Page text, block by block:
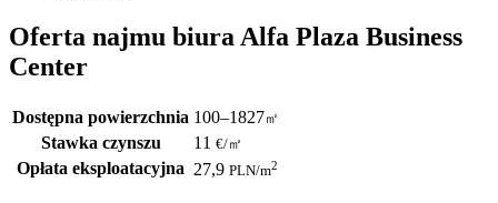
Oferta najmu biura Alfa Plaza Business
Center
Dostępna powierzchnia 100–1827㎡
Stawka czynszu 11 €/㎡
Opłata eksploatacyjna 27,9 PLN/m2